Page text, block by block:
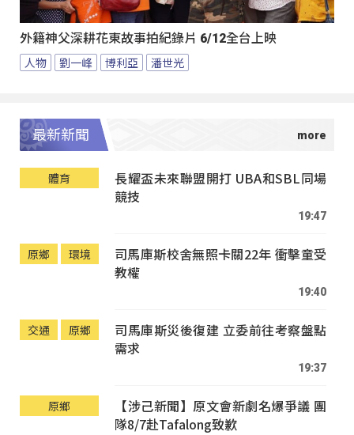
外籍神父深耕花東故事拍紀錄片 6/12全台上映
人物 劉一峰 博利亞 潘世光
最新新聞
體育
長耀盃未來聯盟開打 UBA和SBL同場
競技
19:47
原鄉 環境
司馬庫斯校舍無照卡關22年 衝擊童受
教權
19:40
交通 原鄉
司馬庫斯災後復建 立委前往考察盤點
需求
19:37
原鄉
【涉己新聞】原文會新劇名爆爭議 團
隊8/7赴Tafalong致歉